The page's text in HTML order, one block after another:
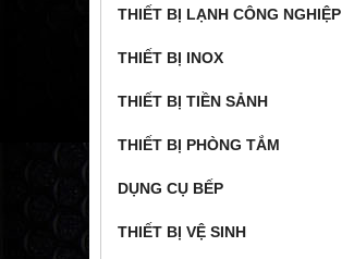
THIẾT BỊ LẠNH CÔNG NGHIỆP
THIẾT BỊ INOX
THIẾT BỊ TIỀN SẢNH
THIẾT BỊ PHÒNG TẮM
DỤNG CỤ BẾP
THIẾT BỊ VỆ SINH